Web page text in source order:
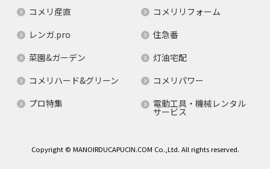
コメリ産直
コメリリフォーム
レンガ.pro
住急番
菜園&ガーデン
灯油宅配
コメリハード&グリーン
コメリパワー
プロ特集
電動工具・機械レンタル
サービス
Copyright © MANOIRDUCAPUCIN.COM Co.,Ltd. All rights reserved.